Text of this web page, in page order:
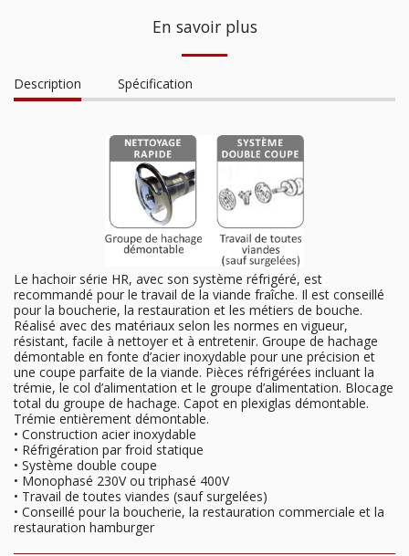
En savoir plus
Description Spécification
Le hachoir série HR, avec son système réfrigéré, est
recommandé pour le travail de la viande fraîche. Il est conseillé
pour la boucherie, la restauration et les métiers de bouche.
Réalisé avec des matériaux selon les normes en vigueur,
résistant, facile à nettoyer et à entretenir. Groupe de hachage
démontable en fonte d’acier inoxydable pour une précision et
une coupe parfaite de la viande. Pièces réfrigérées incluant la
trémie, le col d’alimentation et le groupe d’alimentation. Blocage
total du groupe de hachage. Capot en plexiglas démontable.
Trémie entièrement démontable.
• Construction acier inoxydable
• Réfrigération par froid statique
• Système double coupe
• Monophasé 230V ou triphasé 400V
• Travail de toutes viandes (sauf surgelées)
• Conseillé pour la boucherie, la restauration commerciale et la
restauration hamburger